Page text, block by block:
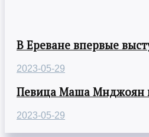
В Ереване впервые
2023-05-29
Певица Маша Мнджоян
2023-05-29